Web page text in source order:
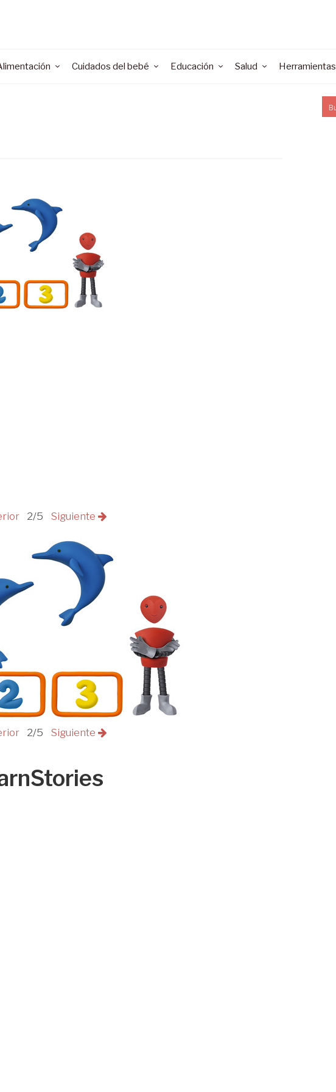
Cuidados del bebé Educación Salud Herramientas
2/5 Siguiente
2/5 Siguiente